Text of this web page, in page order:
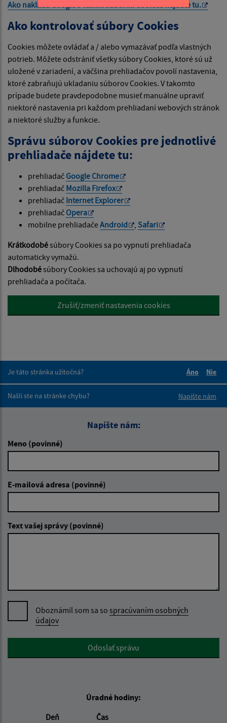
Ako nakladá Google s vašimi súbormi Cookies nájdetetu.
Ako kontrolovať súbory Cookies
Cookies môžete ovládať a / alebo vymazávať podľa vlastných
potrieb. Môžete odstrániť všetky súbory Cookies, ktoré sú už
uložené v zariadení, a väčšina prehliadačov povolí nastavenia,
ktoré zabraňujú ukladaniu súborov Cookies. V takomto
prípade budete pravdepodobne musieť manuálne upraviť
niektoré nastavenia pri každom prehliadaní webových stránok
a niektoré služby a funkcie.
Správu súborov Cookies pre jednotlivé
prehliadače nájdete tu:
prehliadač Google Chrome
prehliadač Mozilla Firefox
prehliadač Internet Explorer
prehliadač Opera
mobilne prehliadačeAndroid
Safari
Krátkodobésúbory Cookies sa po vypnutí prehliadača
automaticky vymažú.
Dlhodobésúbory Cookies sa uchovajú aj po vypnutí
prehliadača a počítača.
Zrušiť/zmeniť nastavenia cookies
Je táto stránka užitočná?
Áno
Nie
Našli ste na stránke chybu?
Napíšte nám
Napíšte nám:
Meno (povinné)
E-mailová adresa (povinné)
Text vašej správy (povinné)
Oboznámil som sa so spracúvaním osobných
údajov
Google reCaptcha ResponseOdoslať správu
Úradné hodiny:
Deň
Čas